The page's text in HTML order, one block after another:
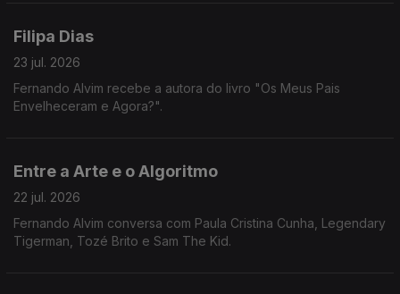
Filipa Dias
23 jul. 2026
Fernando Alvim recebe a autora do livro "Os Meus Pais
Envelheceram e Agora?".
Entre a Arte e o Algoritmo
22 jul. 2026
Fernando Alvim conversa com Paula Cristina Cunha, Legendary
Tigerman, Tozé Brito e Sam The Kid.